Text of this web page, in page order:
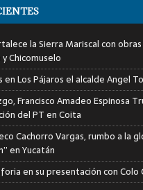
la Sierra Mariscal con obras
Chicomuselo
en Los Pájaros el alcalde Angel
Francisco Amadeo Espinosa
del PT en Coita
Cachorro Vargas, rumbo a la
en Yucatán
en su presentación con Colo